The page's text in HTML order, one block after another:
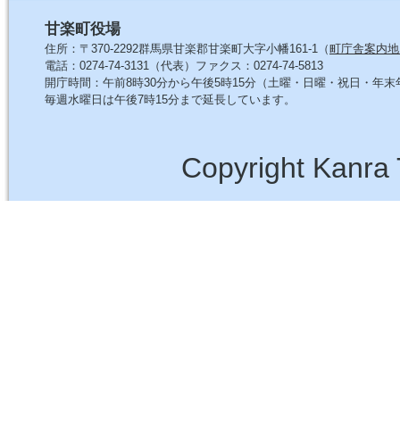
甘楽町役場
住所：〒370-2292群馬県甘楽郡甘楽町大字小幡161-1（町庁舎案内
電話：0274-74-3131（代表）ファクス：0274-74-5813
開庁時間：午前8時30分から午後5時15分（土曜・日曜・祝日・年末
毎週水曜日は午後7時15分まで延長しています。
Copyright Kanra